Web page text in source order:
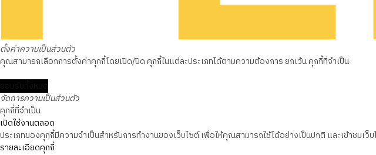
ตั้งค่าความเป็นส่วนตัว
คุณสามารถเลือกการตั้งค่าคุกกี้โดยเปิด/ปิด คุกกี้ในแต่ละประเภทได้ตามความต้องการ ยกเว้น คุกกี้ที่จำเป็น
จัดการความเป็นส่วนตัว
คุกกี้ที่จำเป็น
เปิดใช้งานตลอด
ประเภทของคุกกี้มีความจำเป็นสำหรับการทำงานของเว็บไซต์ เพื่อให้คุณสามารถใช้ได้อย่างเป็นปกติ และเข้าชมเ
รายละเอียดคุกกี้